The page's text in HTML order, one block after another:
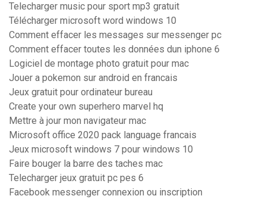
Telecharger music pour sport mp3 gratuit
Télécharger microsoft word windows 10
Comment effacer les messages sur messenger pc
Comment effacer toutes les données dun iphone 6
Logiciel de montage photo gratuit pour mac
Jouer a pokemon sur android en francais
Jeux gratuit pour ordinateur bureau
Create your own superhero marvel hq
Mettre à jour mon navigateur mac
Microsoft office 2020 pack language francais
Jeux microsoft windows 7 pour windows 10
Faire bouger la barre des taches mac
Telecharger jeux gratuit pc pes 6
Facebook messenger connexion ou inscription